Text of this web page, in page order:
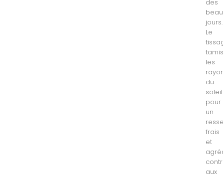
des
jours.
Le
les
du
soleil
pour
un
frais
et
aux